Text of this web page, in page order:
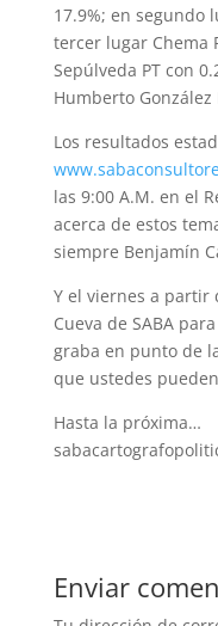
17.9%; en segundo
tercer lugar Chema
Sepúlveda PT con
Humberto González
Los resultados
las 9:00 A.M. en el
acerca de estos
siempre Benjamín
Y el viernes a partir
Cueva de SABA
graba en punto de
que ustedes
Hasta la próxima…
Enviar